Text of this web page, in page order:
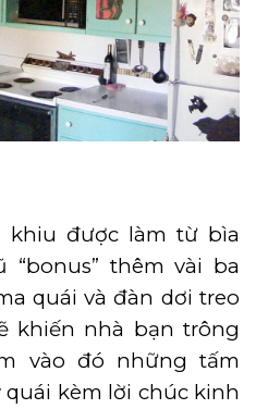
khiu được làm từ bìa
thêm vài ba
quái và đàn dơi treo
khiến nhà bạn trông
vào đó những tấm
kèm lời chúc kinh